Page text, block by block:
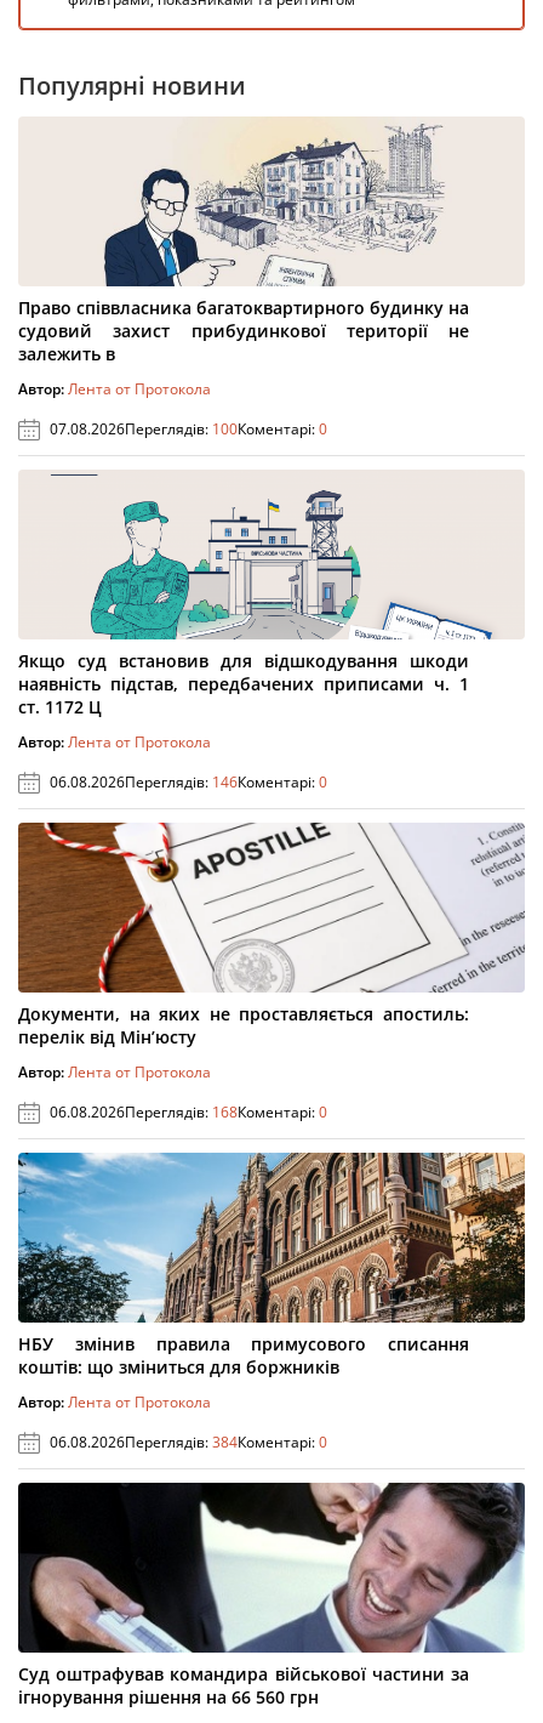
Популярні новини
Право співвласника багатоквартирного будинку на
судовий захист прибудинкової території не
залежить в
Автор:Лента от Протокола
07.08.2026Переглядів: 100Коментарі:0
Якщо суд встановив для відшкодування шкоди
наявність підстав, передбачених приписами ч. 1
ст. 1172 Ц
Автор:Лента от Протокола
06.08.2026Переглядів: 146Коментарі:0
Документи, на яких не проставляється апостиль:
перелік від Мін’юсту
Автор:Лента от Протокола
06.08.2026Переглядів: 168Коментарі:0
НБУ змінив правила примусового списання
коштів: що зміниться для боржників
Автор:Лента от Протокола
06.08.2026Переглядів:384Коментарі:0
Суд оштрафував командира військової частини за
ігнорування рішення на 66 560 грн